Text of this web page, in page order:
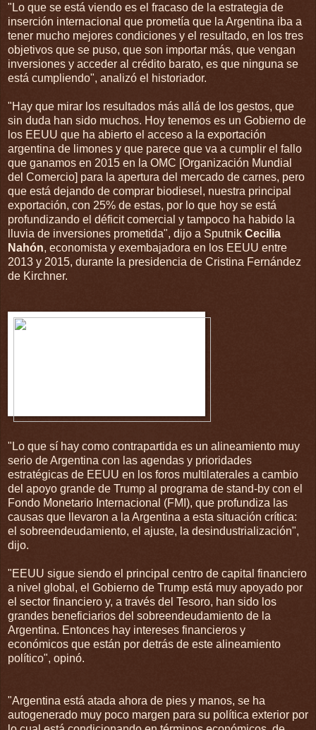
"Lo que se está viendo es el fracaso de la estrategia de
inserción internacional que prometía que la Argentina iba a
tener mucho mejores condiciones y el resultado, en los tres
objetivos que se puso, que son importar más, que vengan
inversiones y acceder al crédito barato, es que ninguna se
está cumpliendo", analizó el historiador.
"Hay que mirar los resultados más allá de los gestos, que
sin duda han sido muchos. Hoy tenemos es un Gobierno de
los EEUU que ha abierto el acceso a la exportación
argentina de limones y que parece que va a cumplir el fallo
que ganamos en 2015 en la OMC [Organización Mundial
del Comercio] para la apertura del mercado de carnes, pero
que está dejando de comprar biodiesel, nuestra principal
exportación, con 25% de estas, por lo que hoy se está
profundizando el déficit comercial y tampoco ha habido la
lluvia de inversiones prometida", dijo a Sputnik Cecilia
Nahón, economista y exembajadora en los EEUU entre
2013 y 2015, durante la presidencia de Cristina Fernández
de Kirchner.
"Lo que sí hay como contrapartida es un alineamiento muy
serio de Argentina con las agendas y prioridades
estratégicas de EEUU en los foros multilaterales a cambio
del apoyo grande de Trump al programa de stand-by con el
Fondo Monetario Internacional (FMI), que profundiza las
causas que llevaron a la Argentina a esta situación crítica:
el sobreendeudamiento, el ajuste, la desindustrialización",
dijo.
"EEUU sigue siendo el principal centro de capital financiero
a nivel global, el Gobierno de Trump está muy apoyado por
el sector financiero y, a través del Tesoro, han sido los
grandes beneficiarios del sobreendeudamiento de la
Argentina. Entonces hay intereses financieros y
económicos que están por detrás de este alineamiento
político", opinó.
"Argentina está atada ahora de pies y manos, se ha
autogenerado muy poco margen para su política exterior por